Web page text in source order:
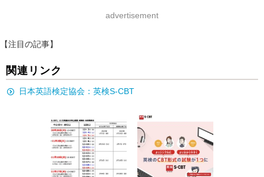
advertisement
【注目の記事】
関連リンク
日本英語検定協会：英検S-CBT